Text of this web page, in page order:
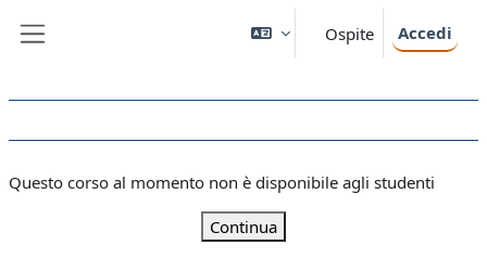
Ospite Accedi
Questo corso al momento non è disponibile agli studenti
Continua